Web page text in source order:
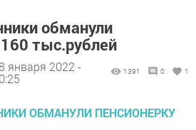
обманули
тыс.рублей
января 2022 -
1391 0 1